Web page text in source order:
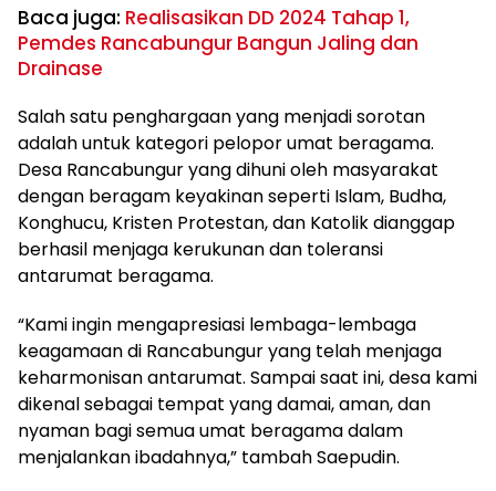
Baca juga: Realisasikan DD 2024 Tahap 1,
Pemdes Rancabungur Bangun Jaling dan
Drainase
Salah satu penghargaan yang menjadi sorotan
adalah untuk kategori pelopor umat beragama.
Desa Rancabungur yang dihuni oleh masyarakat
dengan beragam keyakinan seperti Islam, Budha,
Konghucu, Kristen Protestan, dan Katolik dianggap
berhasil menjaga kerukunan dan toleransi
antarumat beragama.
“Kami ingin mengapresiasi lembaga-lembaga
keagamaan di Rancabungur yang telah menjaga
keharmonisan antarumat. Sampai saat ini, desa kami
dikenal sebagai tempat yang damai, aman, dan
nyaman bagi semua umat beragama dalam
menjalankan ibadahnya,” tambah Saepudin.